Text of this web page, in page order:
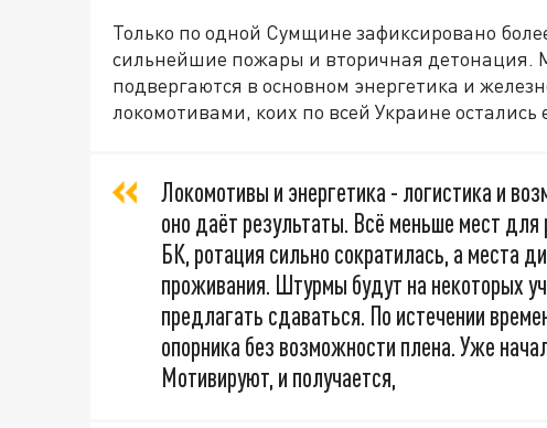
Только по одной Сумщине зафиксировано
сильнейшие пожары и вторичная детонация.
подвергаются в основном энергетика и
локомотивами, коих по всей Украине
Локомотивы и энергетика - логистика и
оно даёт результаты. Всё меньше мест
БК, ротация сильно сократилась, а места
проживания. Штурмы будут на некоторых
предлагать сдаваться. По истечении
опорника без возможности плена. Уже
Мотивируют, и получается,